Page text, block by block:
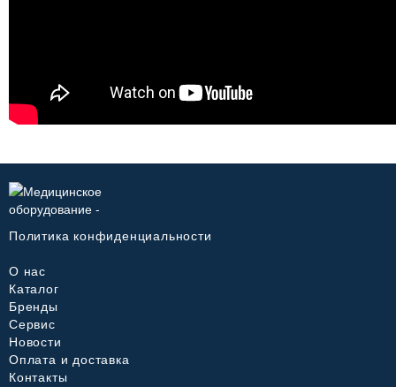
Политика конфиденциальности
О нас
Каталог
Бренды
Сервис
Новости
Оплата и доставка
Контакты